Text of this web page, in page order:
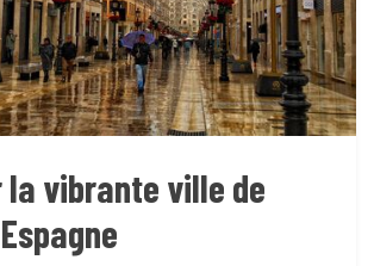
la vibrante ville de